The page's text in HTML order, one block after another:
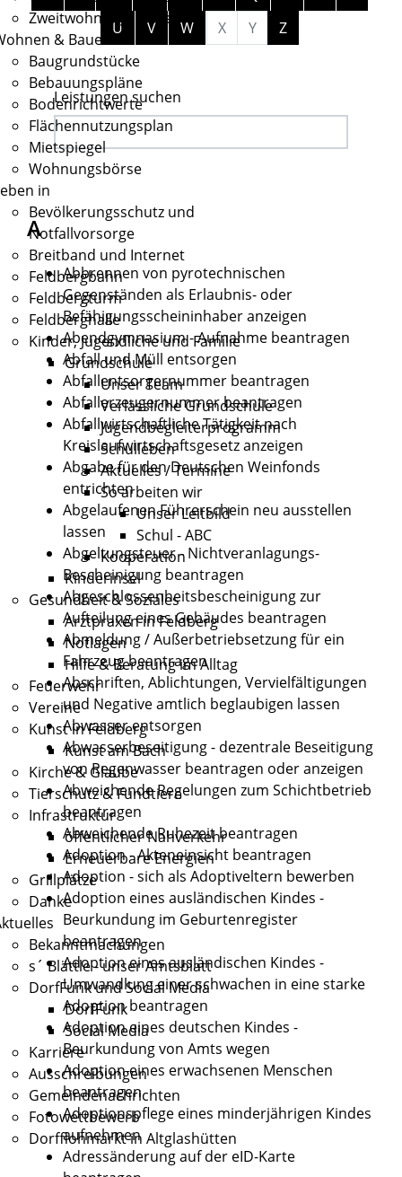
Zweitwohnungssteuer
& Bauen
Baugrundstücke
Bebauungspläne
Bodenrichtwerte
Flächennutzungsplan
Mietspiegel
Wohnungsbörse
in
Bevölkerungsschutz und
Notfallvorsorge
Breitband und Internet
Feldbergbahn
Feldbergturm
Feldberghalle
Kinder, Jugendliche und Familie
Grundschule
Unser Team
Verlässliche Grundschule
Jugendbegleiterprogramm
Schulleben
Aktuelles / Termine
So arbeiten wir
Unser Leitbild
Schul - ABC
Kooperation
Kinderinsel
Gesundheit & Soziales
Arztpraxen in Feldberg
Notlagen
Hilfe & Beratung im Alltag
Feuerwehr
Vereine
Kunst in Feldberg
Kunst am Bach
Kirche & Glaube
Tierschutz & Fundtiere
Infrastruktur
öffentlicher Nahverkehr
Erneuerbare Energien
Grillplätze
Danke
Bekanntmachungen
s´ Blättle - unser Amtsblatt
DorfFunk und Social Media
DorfFunk
Social Media
Karriere
Ausschreibungen
Gemeindenachrichten
Fotowettbewerb
Dorfflohmarkt in Altglashütten
U
V W X Y Z
Leistungen suchen
A
Abbrennen von pyrotechnischen
Gegenständen als Erlaubnis- oder
Befähigungsscheininhaber anzeigen
Abendgymnasium - Aufnahme beantragen
Abfall und Müll entsorgen
Abfallentsorgernummer beantragen
Abfallerzeugernummer beantragen
Abfallwirtschaftliche Tätigkeit nach
Kreislaufwirtschaftsgesetz anzeigen
Abgabe für den Deutschen Weinfonds
entrichten
Abgelaufenen Führerschein neu ausstellen
lassen
Abgeltungsteuer - Nichtveranlagungs-
Bescheinigung beantragen
Abgeschlossenheitsbescheinigung zur
Aufteilung eines Gebäudes beantragen
Abmeldung / Außerbetriebsetzung für ein
Fahrzeug beantragen
Abschriften, Ablichtungen, Vervielfältigungen
und Negative amtlich beglaubigen lassen
Abwasser entsorgen
Abwasserbeseitigung - dezentrale Beseitigung
von Regenwasser beantragen oder anzeigen
Abweichende Regelungen zum Schichtbetrieb
beantragen
Abweichende Ruhezeit beantragen
Adoption - Akteneinsicht beantragen
Adoption - sich als Adoptiveltern bewerben
Adoption eines ausländischen Kindes -
Beurkundung im Geburtenregister
beantragen
Adoption eines ausländischen Kindes -
Umwandlung einer schwachen in eine starke
Adoption beantragen
Adoption eines deutschen Kindes -
Beurkundung von Amts wegen
Adoption eines erwachsenen Menschen
beantragen
Adoptionspflege eines minderjährigen Kindes
aufnehmen
Adressänderung auf der eID-Karte